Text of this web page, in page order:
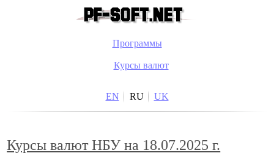
Программы
Курсы валют
EN RU UK
Курсы валют НБУ на 18.07.2025 г.